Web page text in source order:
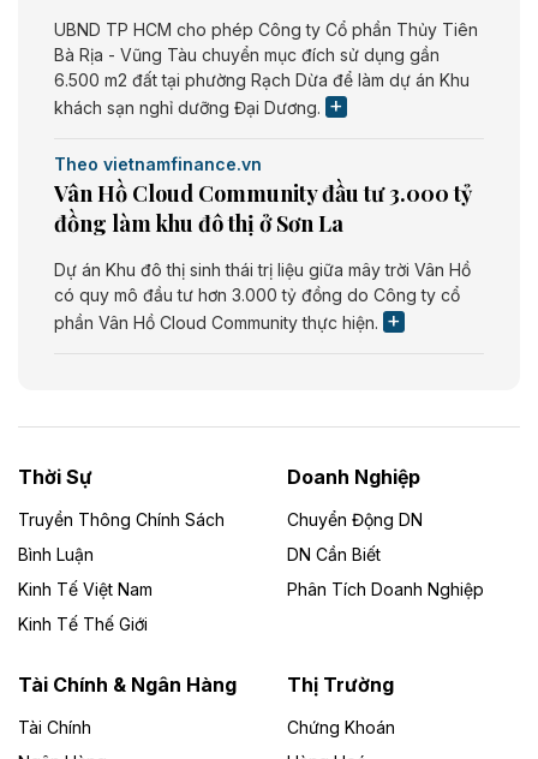
UBND TP HCM cho phép Công ty Cổ phần Thủy Tiên
Bà Rịa - Vũng Tàu chuyển mục đích sử dụng gần
6.500 m2 đất tại phường Rạch Dừa để làm dự án Khu
khách sạn nghỉ dưỡng Đại Dương.
Theo vietnamfinance.vn
Vân Hồ Cloud Community đầu tư 3.000 tỷ
đồng làm khu đô thị ở Sơn La
Dự án Khu đô thị sinh thái trị liệu giữa mây trời Vân Hồ
có quy mô đầu tư hơn 3.000 tỷ đồng do Công ty cổ
phần Vân Hồ Cloud Community thực hiện.
Dự án Nhà máy xử lý rác và phát điện Bắc Giang do
Công ty TNHH Năng lượng môi trường Bắc Giang làm
Theo vietnamfinance.vn
Đức Long Gia Lai mở rộng ‘hệ sinh thái’
Lai
Bốn doanh nghiệp có sự góp vốn của Công ty Cổ
Thời Sự
Truyền Thông Chính Sách
Bình Luận
Kinh Tế Việt Nam
Kinh Tế Thế Giới
Doanh Nghiệp
Chuyển Động DN
DN Cần Biết
Phân Tích Doanh Nghiệp
Tài Chính & Ngân Hàng
Tài Chính
Thị Trường
Chứng Khoán